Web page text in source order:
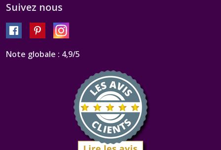
Suivez nous
Note globale : 4,9/5